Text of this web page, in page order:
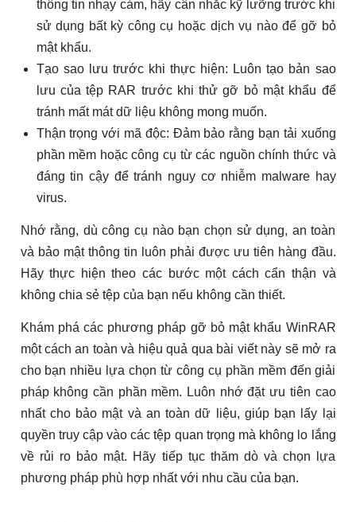
thông tin nhạy cảm, hãy cân nhắc kỹ lưỡng trước khi
sử dụng bất kỳ công cụ hoặc dịch vụ nào để gỡ bỏ
mật khẩu.
Tạo sao lưu trước khi thực hiện: Luôn tạo bản sao
lưu của tệp RAR trước khi thử gỡ bỏ mật khẩu để
tránh mất mát dữ liệu không mong muốn.
Thận trọng với mã độc: Đảm bảo rằng bạn tải xuống
phần mềm hoặc công cụ từ các nguồn chính thức và
đáng tin cậy để tránh nguy cơ nhiễm malware hay
virus.
Nhớ rằng, dù công cụ nào bạn chọn sử dụng, an toàn
và bảo mật thông tin luôn phải được ưu tiên hàng đầu.
Hãy thực hiện theo các bước một cách cẩn thận và
không chia sẻ tệp của bạn nếu không cần thiết.
Khám phá các phương pháp gỡ bỏ mật khẩu WinRAR
một cách an toàn và hiệu quả qua bài viết này sẽ mở ra
cho bạn nhiều lựa chọn từ công cụ phần mềm đến giải
pháp không cần phần mềm. Luôn nhớ đặt ưu tiên cao
nhất cho bảo mật và an toàn dữ liệu, giúp bạn lấy lại
quyền truy cập vào các tệp quan trọng mà không lo lắng
về rủi ro bảo mật. Hãy tiếp tục thăm dò và chọn lựa
phương pháp phù hợp nhất với nhu cầu của bạn.